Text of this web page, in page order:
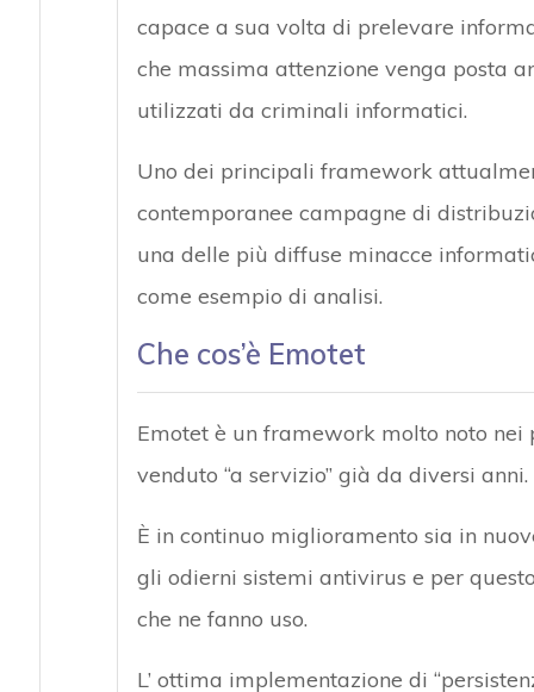
capace a sua volta di prelevare
che massima attenzione venga posta
utilizzati da criminali informatici.
Uno dei principali framework
contemporanee campagne di
una delle più diffuse minacce
come esempio di analisi.
Che cos’è Emotet
Emotet è un framework molto noto
venduto “a servizio” già da diversi anni.
È in continuo miglioramento sia in
gli odierni sistemi antivirus e per
che ne fanno uso.
L’ ottima implementazione di